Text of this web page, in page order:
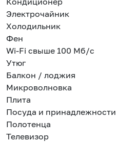
Электрочайник
Холодильник
Фен
Wi-Fi свыше 100 Мб/с
Утюг
Балкон / лоджия
Микроволновка
Плита
Посуда и принадлежности
Полотенца
Телевизор